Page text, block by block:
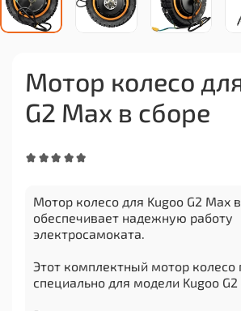
Мотор колесо
G2 Max в сборе
Мотор колесо для Kugoo G2 Max
обеспечивает надежную работу
электросамоката.
Этот комплектный мотор колесо
специально для модели Kugoo G2